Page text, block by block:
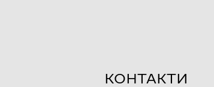
КОНТАКТИ